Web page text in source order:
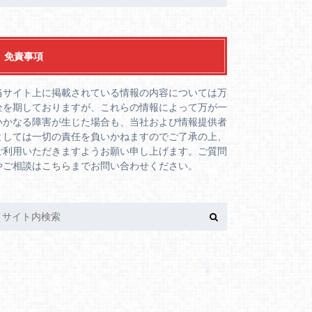
免責事項
サイト上に掲載されている情報の内容については万
を期しておりますが、これらの情報によって万が一
かなる障害が生じた場合も、当社および情報提供者
しては一切の責任を負いかねますのでご了承の上、
利用いただきますようお願い申し上げます。ご質問
ご相談はこちら までお問い合わせください。